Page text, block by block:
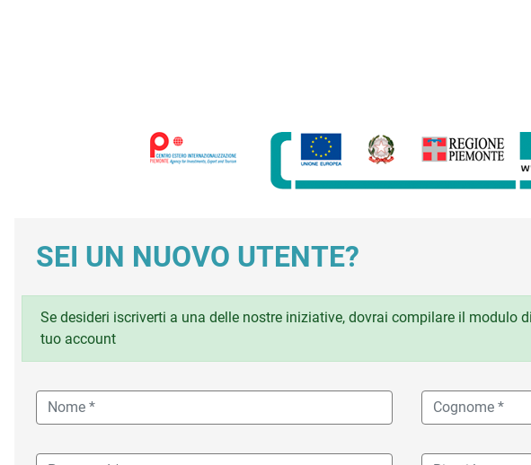
SEI UN NUOVO UTENTE?
Se desideri iscriverti a una delle nostre iniziative, dovrai compilare il modulo
tuo account